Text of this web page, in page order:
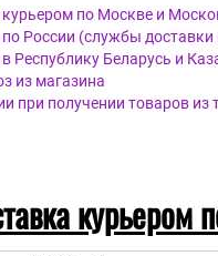
по Москве и
России (службы
Республику Беларусь и
из магазина
при получении товаров